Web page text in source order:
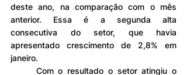
deste ano, na comparação com o mês
anterior. Essa é a segunda alta
consecutiva do setor, que havia
apresentado crescimento de 2,8% em
janeiro.